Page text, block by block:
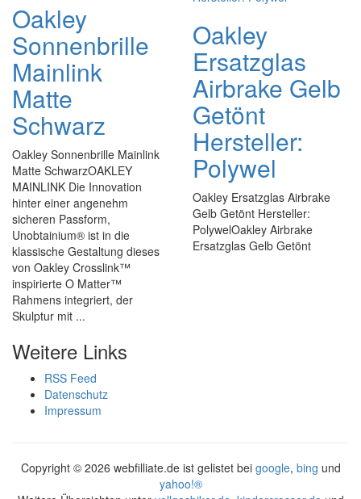
Oakley
Sonnenbrille
Mainlink
Matte
Schwarz
Oakley Sonnenbrille Mainlink
Matte SchwarzOAKLEY
MAINLINK Die Innovation
hinter einer angenehm
sicheren Passform,
Unobtainium® ist in die
klassische Gestaltung dieses
von Oakley Crosslink™
inspirierte O Matter™
Rahmens integriert, der
Skulptur mit ...
Oakley
Ersatzglas
Airbrake Gelb
Getönt
Hersteller:
Polywel
Oakley Ersatzglas Airbrake
Gelb Getönt Hersteller:
PolywelOakley Airbrake
Ersatzglas Gelb Getönt
Weitere Links
RSS Feed
Datenschutz
Impressum
Copyright © 2026 webfilliate.de ist gelistet bei google, bing und
yahoo!®